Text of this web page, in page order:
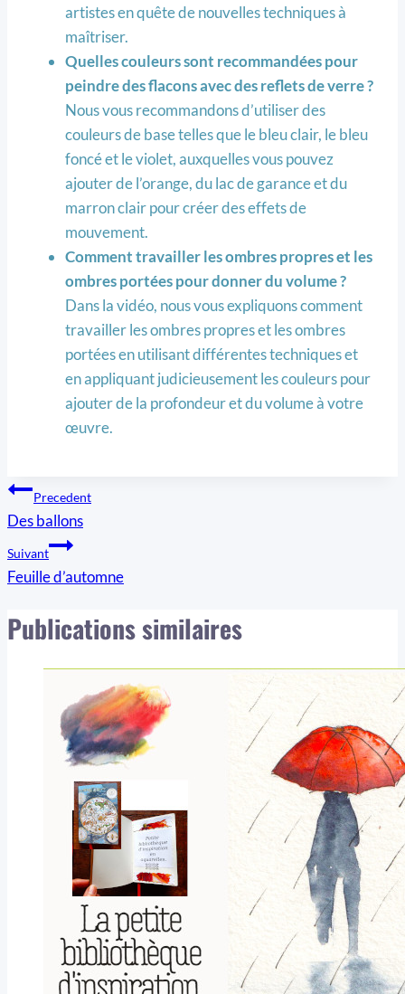
artistes en quête de nouvelles techniques à
maîtriser.
Quelles couleurs sont recommandées pour
peindre des flacons avec des reflets de verre ?
Nous vous recommandons d’utiliser des
couleurs de base telles que le bleu clair, le bleu
foncé et le violet, auxquelles vous pouvez
ajouter de l’orange, du lac de garance et du
marron clair pour créer des effets de
mouvement.
Comment travailler les ombres propres et les
ombres portées pour donner du volume ?
Dans la vidéo, nous vous expliquons comment
travailler les ombres propres et les ombres
portées en utilisant différentes techniques et
en appliquant judicieusement les couleurs pour
ajouter de la profondeur et du volume à votre
œuvre.
Navigation
de
l’article
Precedent
Des ballons
Suivant
Feuille d’automne
Publications similaires